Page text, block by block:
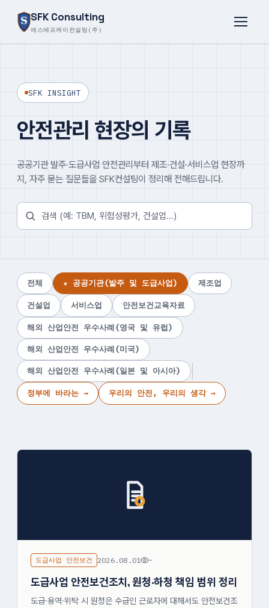
SFK Consulting
에스에프케이컨설팅(주)
SFK INSIGHT
안전관리 현장의 기록
공공기관 발주·도급사업 안전관리부터 제조·건설·서비스업 현장까
지, 자주 묻는 질문들을 SFK컨설팅이 정리해 전해드립니다.
전체 ★ 공공기관(발주 및 도급사업) 제조업
건설업 서비스업 안전보건교육자료
해외 산업안전 우수사례(영국 및 유럽)
해외 산업안전 우수사례(미국)
해외 산업안전 우수사례(일본 및 아시아)
정부에 바라는 → 우리의 안전, 우리의 생각 →
도급사업 안전보건 2026.08.01 -
도급사업 안전보건조치, 원청·하청 책임 범위 정리
도급·용역·위탁 시 원청은 수급인 근로자에 대해서도 안전보건조